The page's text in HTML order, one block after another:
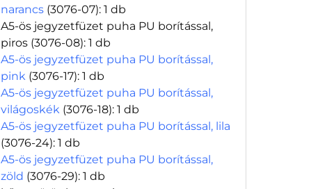
narancs (3076-07): 1 db
A5-ös jegyzetfüzet puha PU borítással,
piros (3076-08): 1 db
A5-ös jegyzetfüzet puha PU borítással,
pink (3076-17): 1 db
A5-ös jegyzetfüzet puha PU borítással,
világoskék (3076-18): 1 db
A5-ös jegyzetfüzet puha PU borítással, lila
(3076-24): 1 db
A5-ös jegyzetfüzet puha PU borítással,
zöld (3076-29): 1 db